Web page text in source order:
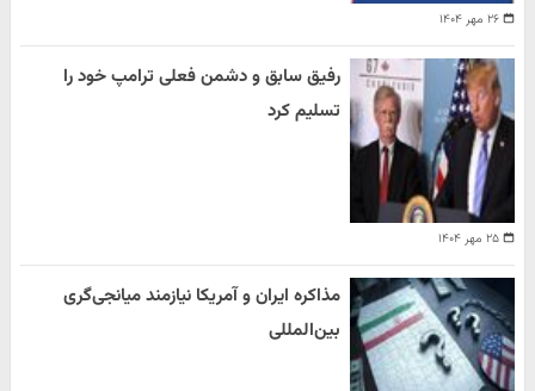
۲۶ مهر ۱۴۰۴
۲۵ مهر ۱۴۰۴
رفیق سابق و دشمن فعلی ترامپ خود را
تسلیم کرد
مذاکره ایران و آمریکا نیازمند میانجی‌گری
بین‌المللی